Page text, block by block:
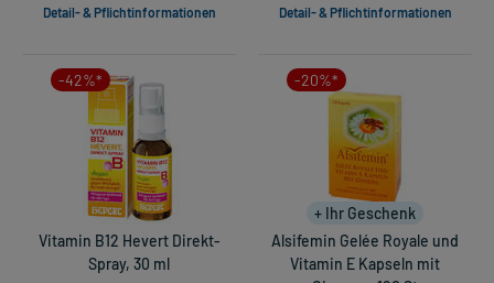
Detail- & Pflichtinformationen Detail- & Pflichtinformationen
-42%*
Vitamin B12 Hevert Direkt-
Spray, 30 ml
-20%*
+ Ihr Geschenk
Alsifemin Gelée Royale und
Vitamin E Kapseln mit